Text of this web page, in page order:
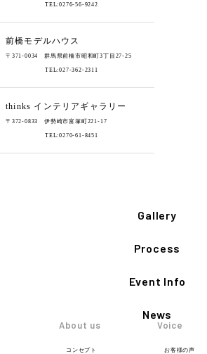
TEL:0276-56-9242
前橋モデルハウス
〒371-0034 群馬県前橋市昭和町3丁目27-25
TEL:027-362-2311
thinks インテリアギャラリー
〒372-0833 伊勢崎市富塚町221-17
TEL:0270-61-8451
Gallery
Process
Event Info
News
About us
コンセプト
Voice
お客様の声